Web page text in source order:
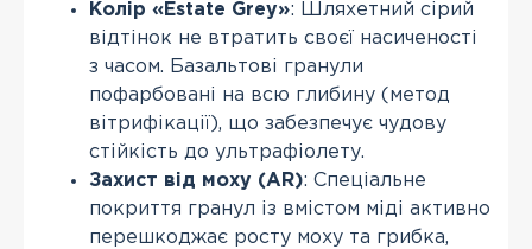
Колір «Estate Grey»: Шляхетний сірий
відтінок не втратить своєї насиченості
з часом. Базальтові гранули
пофарбовані на всю глибину (метод
вітрифікації), що забезпечує чудову
стійкість до ультрафіолету.
Захист від моху (AR): Спеціальне
покриття гранул із вмістом міді активно
перешкоджає росту моху та грибка,